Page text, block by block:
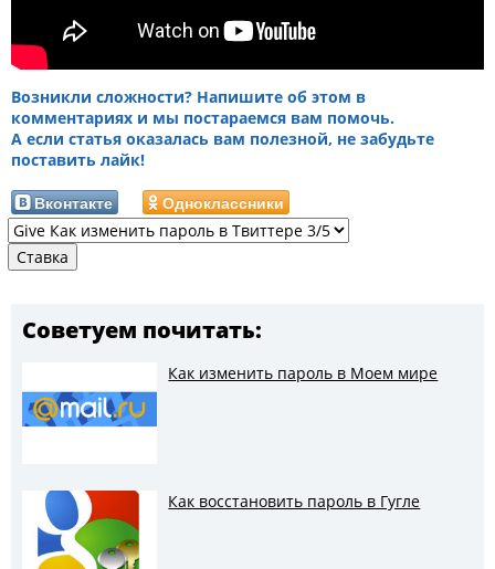
Возникли сложности? Напишите об этом в
комментариях и мы постараемся вам помочь.
А если статья оказалась вам полезной, не забудьте
поставить лайк!
Вконтакте Одноклассники
Советуем почитать:
Как изменить пароль в Моем мире
Как восстановить пароль в Гугле